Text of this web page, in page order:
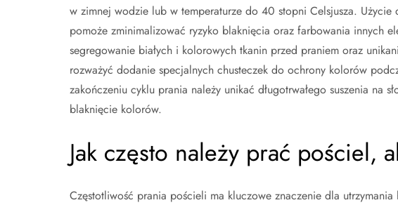
w zimnej wodzie lub w temperaturze do 40 stopni Celsjusza.
pomoże zminimalizować ryzyko blaknięcia oraz farbowania innych
segregowanie białych i kolorowych tkanin przed praniem oraz
rozważyć dodanie specjalnych chusteczek do ochrony kolorów
zakończeniu cyklu prania należy unikać długotrwałego suszenia na
blaknięcie kolorów.
Jak często należy prać pościel,
Częstotliwość prania pościeli ma kluczowe znaczenie dla